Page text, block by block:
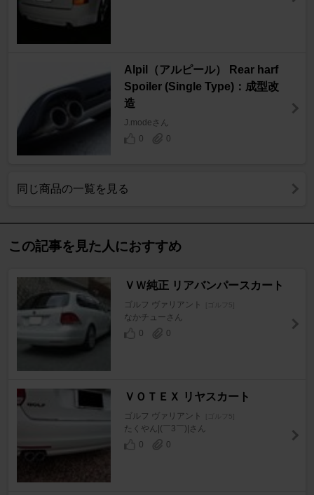
Alpil（アルピール） Rear harf
Spoiler (Single Type)：成型改
造
J.modeさん
0
0
同じ商品の一覧を見る
この記事を見た人におすすめ
ＶＷ純正 リアバンパースカート
ゴルフ ヴァリアント [ゴルフ5]
なかチューさん
0
0
ＶＯＴＥＸ リヤスカート
ゴルフ ヴァリアント [ゴルフ5]
たくやん|(￣3￣)|さん
0
0